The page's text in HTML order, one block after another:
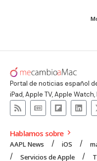
Portal de noticias español
iPad, Apple TV, Apple
Hablamos sobre
AAPL News iOS
Servicios de Apple